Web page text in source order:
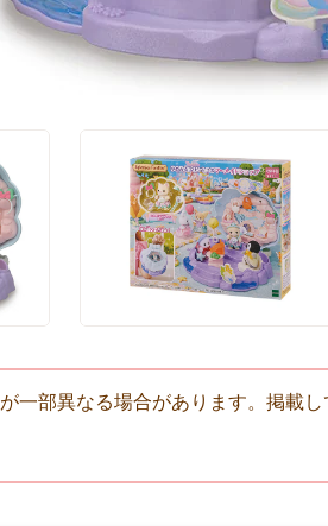
一部異なる場合があります。掲載